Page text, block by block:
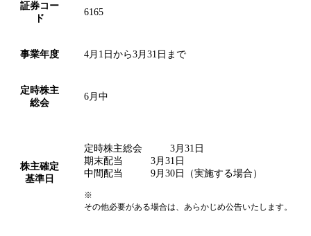
証券コー
ド
6165
事業年度 4月1日から3月31日まで
定時株主
総会
6月中
株主確定
基準日
定時株主総会
3月31日
期末配当
3月31日
中間配当
9月30日（実施する場合）
※
その他必要がある場合は、あらかじめ公告いたします。